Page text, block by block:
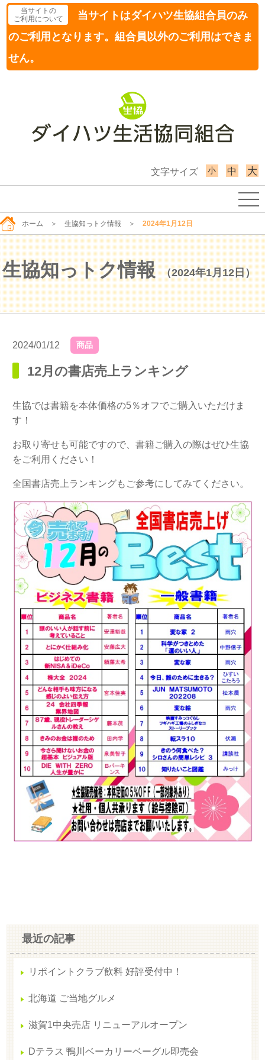
当サイトの
ご利用について
当サイトはダイハツ生協組合員のみ
のご利用となります。組合員以外のご利用はできま
せん。
文字サイズ 小 中 大
ホーム ＞ 生協知っトク情報 ＞ 2024年1月12日
生協知っトク情報 （2024年1月12日）
2024/01/12 商品
12月の書店売上ランキング
生協では書籍を本体価格の5％オフでご購入いただけま
す！
お取り寄せも可能ですので、書籍ご購入の際はぜひ生協
をご利用ください！
全国書店売上ランキングもご参考にしてみてください。
最近の記事
リポイントクラブ飲料 好評受付中！
北海道 ご当地グルメ
滋賀1中央売店 リニューアルオープン
Dテラス 鴨川ベーカリーベーグル即売会